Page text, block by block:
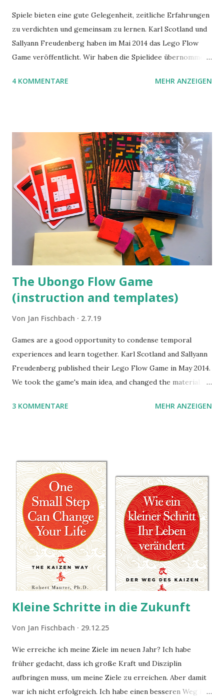
Spiele bieten eine gute Gelegenheit, zeitliche Erfahrungen
zu verdichten und gemeinsam zu lernen. Karl Scotland und
Sallyann Freudenberg haben im Mai 2014 das Lego Flow
Game veröffentlicht. Wir haben die Spielidee übernommen,
benutzen wir Material aus Grzegorz Rejchtmans Ubongo-
4 KOMMENTARE MEHR ANZEIGEN
The Ubongo Flow Game
(instruction and templates)
Von Jan Fischbach 2.7.19
Games are a good opportunity to condense temporal
experiences and learn together. Karl Scotland and Sallyann
Freudenberg published their Lego Flow Game in May 2014.
We took the game's main idea, and changed the material.
Rejchtman's Ubongo Game. These are the instructions of
3 KOMMENTARE MEHR ANZEIGEN
Kleine Schritte in die Zukunft
Von Jan Fischbach 29.12.25
Wie erreiche ich meine Ziele im neuen Jahr? Ich habe
früher gedacht, dass ich große Kraft und Disziplin
aufbringen muss, um meine Ziele zu erreichen. Aber damit
war ich nicht erfolgreich. Ich habe einen besseren Weg in